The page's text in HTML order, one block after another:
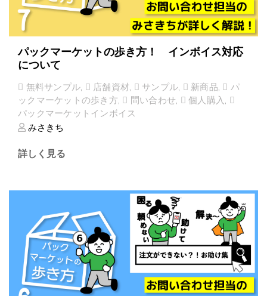
パックマーケットの歩き方！ インボイス対応
について
無料サンプル, 店舗資材, サンプル, 新商品,
パ
ックマーケットの歩き方, 問い合わせ, 個人購入 ,
パックマーケットインボイス
みさきち
詳しく見る